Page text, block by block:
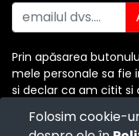
Folosim cookie-
Prin apăsarea
mele personale sa fie
si declar ca am citit si